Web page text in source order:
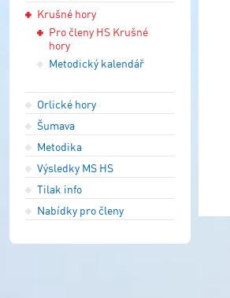
Krušné hory
Pro členy HS Krušné
hory
Metodický kalendář
Orlické hory
Šumava
Metodika
Výsledky MS HS
Tilak info
Nabídky pro členy